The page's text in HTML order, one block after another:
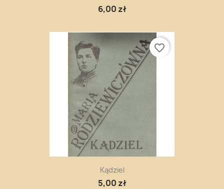
6,00 zł
Kądziel
5,00 zł
favorite_border